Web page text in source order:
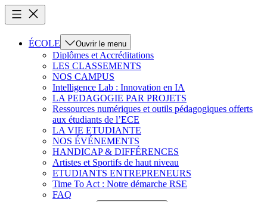
ÉCOLE Ouvrir le menu
Diplômes et Accréditations
LES CLASSEMENTS
NOS CAMPUS
Intelligence Lab : Innovation en IA
LA PEDAGOGIE PAR PROJETS
Ressources numériques et outils pédagogiques offerts
aux étudiants de l’ECE
LA VIE ETUDIANTE
NOS ÉVÉNEMENTS
HANDICAP & DIFFÉRENCES
Artistes et Sportifs de haut niveau
ETUDIANTS ENTREPRENEURS
Time To Act : Notre démarche RSE
FAQ